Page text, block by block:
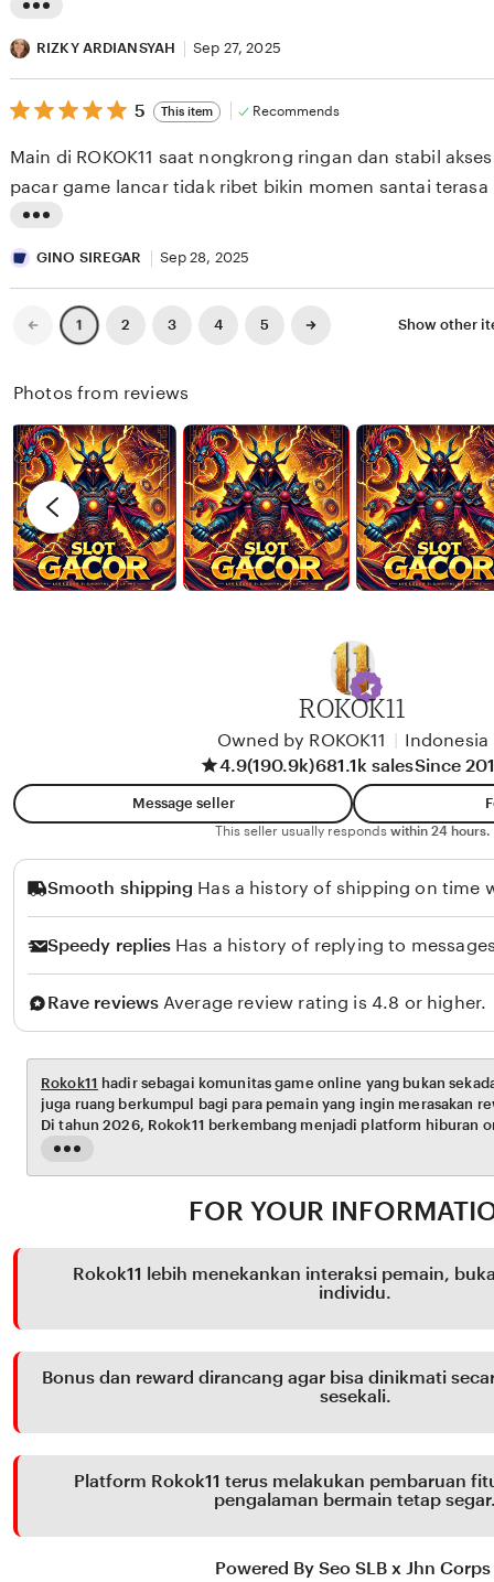
D
U
L
A
H
M
A
N
v
i
e
b
y
A
K
D
A
B
U
T
A
R
i
s
t
n
g
e
v
b
y
R
I
Z
K
Y
S
Y
H
RIZKY ARDIANSYAH Sep 27, 2025
5
out
5
stars
5 This item Recommends
i
s
r
e
i
e
w
I
E
G
A
R
Main di ROKOK11 saat nongkrong ringan dan stabil
pacar game lancar tidak ribet bikin momen santai
GINO SIREGAR Sep 28, 2025
Previous
page
1 2 3 4 5
Next
page
Show other
Photos from reviews
ROKOK11
Owned by ROKOK11
Indonesia
4.9(190.9k)681.1k salesSince
Message seller
This seller usually responds within 24 hours.
Smooth shipping Has a history of shipping on time
Speedy replies Has a history of replying to
Rave reviews Average review rating is 4.8 or higher.
Read
the
Rokok11 hadir sebagai komunitas game online yang bukan
juga ruang berkumpul bagi para pemain yang ingin merasakan
Di tahun 2026, Rokok11 berkembang menjadi platform hiburan
sistem bonus harian, event komunitas, dan mekanisme reward
FOR YOUR
Rokok11 lebih menekankan interaksi pemain,
individu.
Bonus dan reward dirancang agar bisa dinikmati
sesekali.
Platform Rokok11 terus melakukan pembaruan
pengalaman bermain tetap
Powered By Seo SLB x Jhn Corps